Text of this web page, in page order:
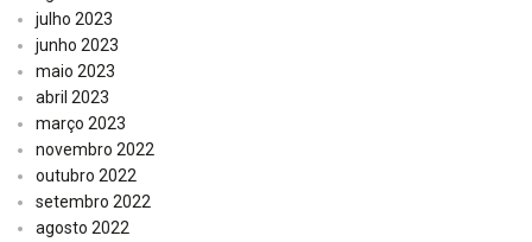
julho 2023
junho 2023
maio 2023
abril 2023
março 2023
novembro 2022
outubro 2022
setembro 2022
agosto 2022